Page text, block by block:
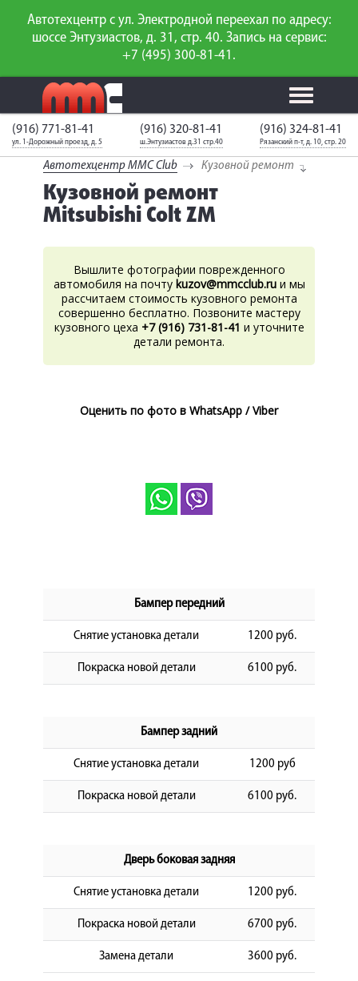
Автотехцентр с ул. Электродной переехал по адресу:
шоссе Энтузиастов, д. 31, стр. 40. Запись на сервис:
+7 (495) 300-81-41.
Калькулятор
ТО
Каталог
запчастей
Калькулятор
слесарного
ремонта
Ваш автомобиль
неизвестен
О СЕРВИСЕ
АКЦИИ
УСЛУГИ
КОРП.КЛИЕНТАМ
КОНТАКТЫ
(916) 771-81-41
ул. 1-Дорожный проезд, д. 5
(916) 320-81-41
ш.Энтузиастов д.31 стр.40
(916) 324-81-41
Рязанский п-т, д. 10, стр. 20
Автотехцентр MMC Club Кузовной ремонт
Кузовной ремонт
Mitsubishi Colt ZM
Вышлите фотографии поврежденного
автомобиля на почту kuzov@mmcclub.ruи мы
рассчитаем стоимость кузовного ремонта
совершенно бесплатно. Позвоните мастеру
кузовного цеха +7 (916) 731-81-41 и уточните
детали ремонта.
Оценить по фото в WhatsApp / Viber
Бампер передний
Снятие установка детали 1200 руб.
Покраска новой детали 6100 руб.
Бампер задний
Снятие установка детали 1200 руб
Покраска новой детали 6100 руб.
Дверь боковая задняя
Снятие установка детали 1200 руб.
Покраска новой детали 6700 руб.
Замена детали 3600 руб.